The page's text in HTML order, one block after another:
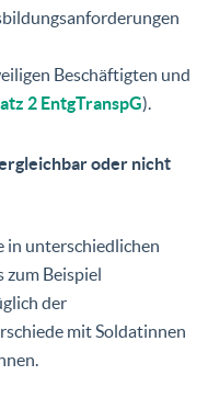
Beschäftigten und
2 EntgTranspG).
oder nicht
in unterschiedlichen
zum Beispiel
der
mit Soldatinnen